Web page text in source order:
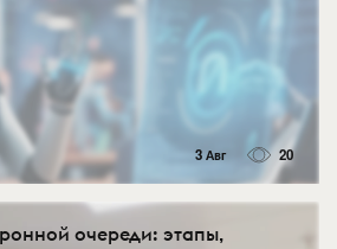
3 Авг 20
очереди: этапы,